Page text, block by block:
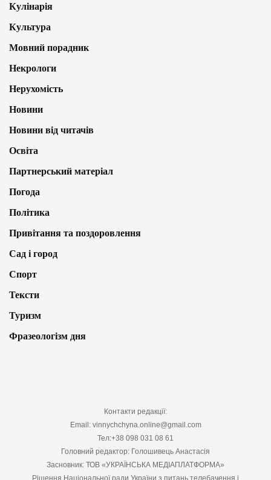
Кулінарія
Культура
Мовний порадник
Некрологи
Нерухомість
Новини
Новини від читачів
Освіта
Партнерський матеріал
Погода
Політика
Привітання та поздоровлення
Сад і город
Спорт
Тексти
Туризм
Фразеологізм дня
Контакти редакції:
Email: vinnychchyna.online@gmail.com
Тел:+38 098 031 08 61
Головний редактор: Голошивець Анастасія
Засновник: ТОВ «УКРАЇНСЬКА МЕДІАПЛАТФОРМА»
Рішення Національної ради України з питань телебачення і